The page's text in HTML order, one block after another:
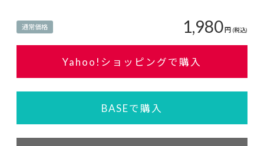
通常価格 1,980円 (税込)
Yahoo!ショッピングで購入
BASEで購入